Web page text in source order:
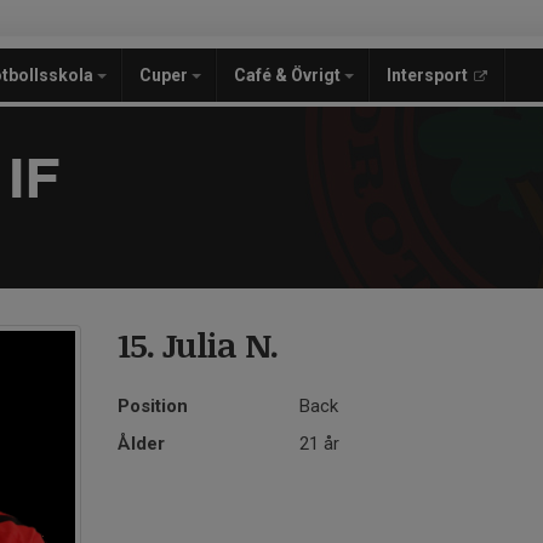
Cuper Café & Övrigt Intersport
15. Julia N.
Position
Back
Ålder
21 år